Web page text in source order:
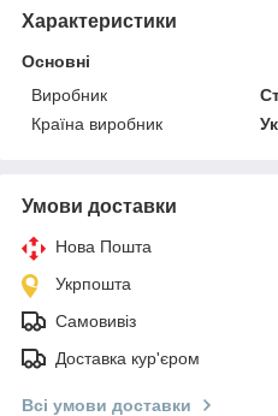
Характеристики
Основні
Виробник
Країна виробник
Умови доставки
Нова Пошта
Укрпошта
Самовивіз
Доставка кур'єром
Всі умови доставки